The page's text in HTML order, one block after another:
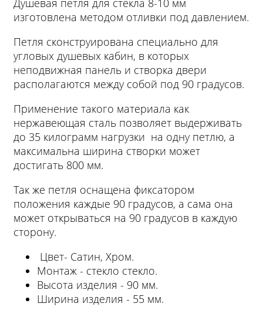
Душевая петля для стекла 8-10 мм
изготовлена методом отливки под давлением.
Петля сконструирована специально для
угловых душевых кабин, в которых
неподвижная панель и створка двери
располагаются между собой под 90 градусов.
Применение такого материала как
нержавеющая сталь позволяет выдерживать
до 35 килограмм нагрузки на одну петлю, а
максимальна ширина створки может
достигать 800 мм.
Так же петля оснащена фиксатором
положения каждые 90 градусов, а сама она
может открываться на 90 градусов в каждую
сторону.
Цвет- Сатин, Хром.
Монтаж - стекло стекло.
Высота изделия - 90 мм.
Ширина изделия - 55 мм.